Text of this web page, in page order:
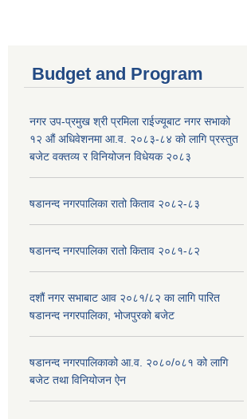
Budget and Program
नगर उप-प्रमुख श्री प्रमिला राईज्यूबाट नगर सभाको
१२ ‍औं अधिवेशनमा आ.व. २०८३-८४ को लागि प्रस्तुत
बजेट वक्तव्य र विनियोजन विधेयक २०८३
षडानन्द नगरपालिका रातो किताव २०८२-८३
षडानन्द नगरपालिका रातो किताव २०८१-८२
दशौं नगर सभाबाट आव २०८१/८२ का लागि पारित
षडानन्द नगरपालिका, भोजपुरको बजेट
षडानन्द नगरपालिकाको आ.व. २०८०/०८१ को लागि
बजेट तथा विनियोजन ऐन